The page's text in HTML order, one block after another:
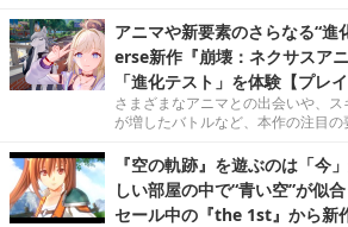
アニマや新要素のさらなる“
erse新作『崩壊：ネクサスア
「進化テスト」を体験【プレイ
さまざまなアニマとの出会いや、
が増したバトルなど、本作の注目の
『空の軌跡』を遊ぶのは「今
しい部屋の中で“青い空”が似
セール中の『the 1st』から新